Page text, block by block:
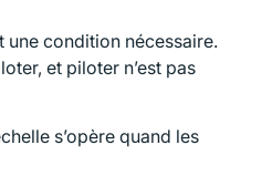
une condition nécessaire.
et piloter n’est pas
s’opère quand les